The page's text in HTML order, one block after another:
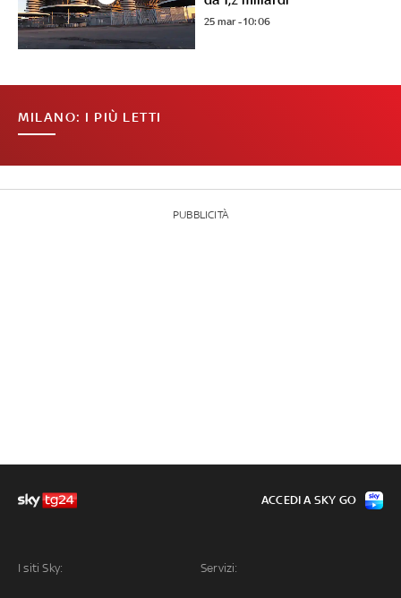
25 mar - 10:06
MILANO: I PIÙ LETTI
PUBBLICITÀ
I siti Sky: Servizi:
ACCEDI A SKY GO